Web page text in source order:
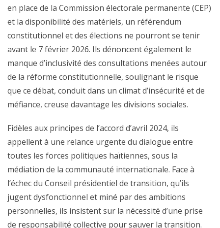
en place de la Commission électorale permanente (CEP)
et la disponibilité des matériels, un référendum
constitutionnel et des élections ne pourront se tenir
avant le 7 février 2026. Ils dénoncent également le
manque d’inclusivité des consultations menées autour
de la réforme constitutionnelle, soulignant le risque
que ce débat, conduit dans un climat d’insécurité et de
méfiance, creuse davantage les divisions sociales.
Fidèles aux principes de l’accord d’avril 2024, ils
appellent à une relance urgente du dialogue entre
toutes les forces politiques haïtiennes, sous la
médiation de la communauté internationale. Face à
l’échec du Conseil présidentiel de transition, qu’ils
jugent dysfonctionnel et miné par des ambitions
personnelles, ils insistent sur la nécessité d’une prise
de responsabilité collective pour sauver la transition.